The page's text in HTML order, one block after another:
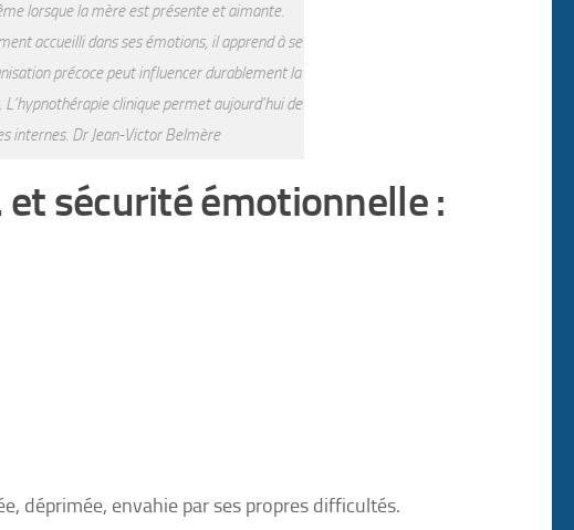
lorsque la mère est présente et aimante.
accueilli dans ses émotions, il apprend à se
précoce peut influencer durablement la
clinique permet aujourd’hui de
internes. Dr Jean-Victor Belmère
sécurité émotionnelle :
déprimée, envahie par ses propres difficultés.